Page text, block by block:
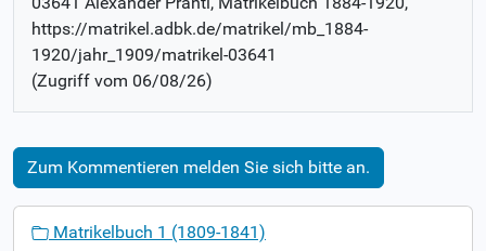
https://matrikel.adbk.de/matrikel/mb_1884-
1920/jahr_1909/matrikel-03641
(Zugriff vom 06/08/26)
Zum Kommentieren melden Sie sich bitte an.
Matrikelbuch 1 (1809-1841)